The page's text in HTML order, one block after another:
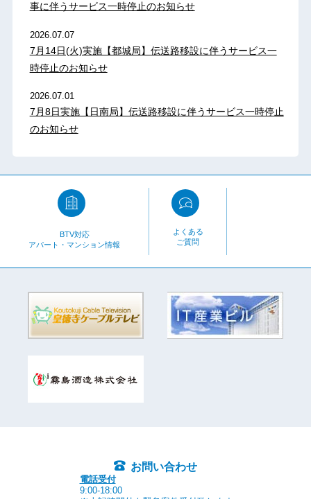
事に伴うサービス一時停止のお知らせ
2026.07.07
7月14日(火)実施【都城局】伝送路移設に伴うサービス一
時停止のお知らせ
2026.07.01
7月8日実施【日南局】伝送路移設に伴うサービス一時停止
のお知らせ
BTV対応
アパート・マンション情報
よくある
ご質問
お問い合わせ
電話受付
9:00-18:00